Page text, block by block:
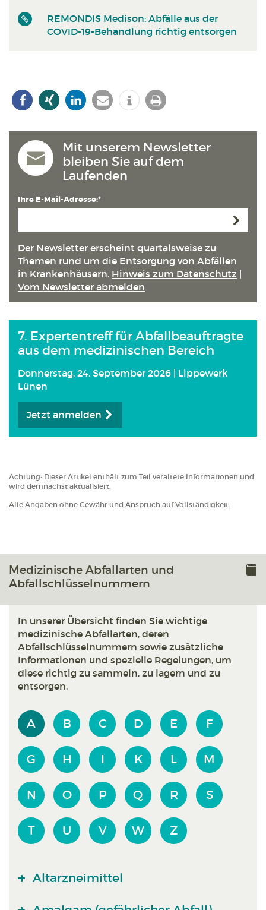
REMONDIS Medison: Abfälle aus der
COVID-19-Behandlung richtig entsorgen
Mit unserem Newsletter
bleiben Sie auf dem
Laufenden
Ihre E-Mail-Adresse:*
Der Newsletter erscheint quartals­weise zu
Themen rund um die Entsorgung von Abfällen
in Kranken­häusern. Hinweis zum Datenschutz
Vom Newsletter abmelden
7. Expertentreff für Abfallbeauftragte
aus dem medizinischen Bereich
Donnerstag, 24. September 2026 | Lippewerk
Lünen
Jetzt anmelden
Achtung: Dieser Artikel enthält zum Teil veraltete Informationen und
wird demnächst aktualisiert.
Alle Angaben ohne Gewähr und Anspruch auf Vollständigkeit.
Medizinische Abfallarten und
Abfallschlüsselnummern
In unserer Übersicht finden Sie wichtige
medizinische Abfallarten, deren
Abfallschlüsselnummern sowie zusätzliche
Informationen und spezielle Regelungen, um
diese richtig zu sammeln, zu lagern und zu
entsorgen.
A B C D E F
G H I K L M
N O P Q R S
T U V W Z
Altarzneimittel